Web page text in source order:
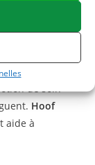
de
de soin
Hoof
aide à